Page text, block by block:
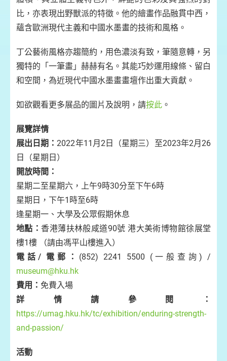
比，亦表現出野獸派的特徵。他的繪畫作品融貫中西，
蘊含歐洲現代主義和中國水墨畫的技術和風格。
丁公藝術風格亦趨簡約，用色濃淡有致，筆隨意轉，另
獨特的「一筆畫」赫赫有名。其能巧妙運用線條、留白
和空間，為近現代中國水墨畫畫壇作出重大貢獻。
如欲觀看更多展品的圖片及說明，請按此 。
展覽詳情
展出日期：2022年11月2日（星期三）至2023年2月26
日（星期日）
開放時間：
星期二至星期六，上午9時30分至下午6時
星期日，下午1時至6時
逢星期一、大學及公眾假期休息
地點：香港薄扶林般咸道90號 港大美術博物館徐展堂
樓1樓 （請由馮平山樓進入）
電話/ 電郵： (852) 2241 5500 (一般查詢) /
museum@hku.hk
費用： 免費入場
詳情請參閱：
https://umag.hku.hk/tc/exhibition/enduring-strength-
and-passion/
活動